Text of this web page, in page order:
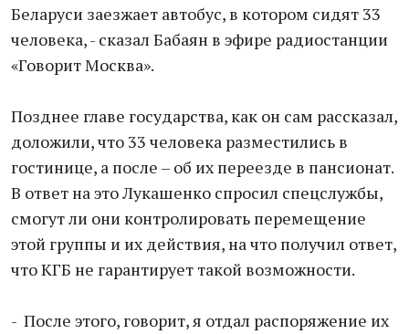
Беларуси заезжает автобус, в котором сидят 33
человека, - сказал Бабаян в эфире радиостанции
«Говорит Москва».
Позднее главе государства, как он сам рассказал,
доложили, что 33 человека разместились в
гостинице, а после – об их переезде в пансионат.
В ответ на это Лукашенко спросил спецслужбы,
смогут ли они контролировать перемещение
этой группы и их действия, на что получил ответ,
что КГБ не гарантирует такой возможности.
- После этого, говорит, я отдал распоряжение их